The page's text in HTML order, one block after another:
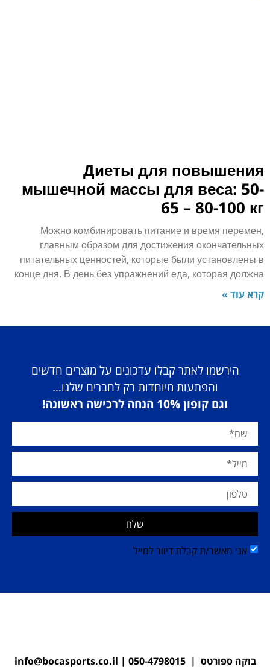
Диеты для повышения
мышечной массы для веса: 50-
65 – 80-100 кг
Можно комбинировать питание и время перемен,
главным образом для достижения окончательных
питательных ценностей, которые были установлены в
конце дня. В день без упражнений еда, которая должна
קרא עוד »
הירשמו לאתר קבלו עדכונים על מוצרים חדשים
והפתעות מיוחדות רק לחברים שלנו…
וגם קופון 10% הנחה לרכישה ראשונה!
אני מאשר/ת קבלת דיוור למייל
שלח
בוקה ספורטס | 050-4798015
|
info@bocasports.co.il